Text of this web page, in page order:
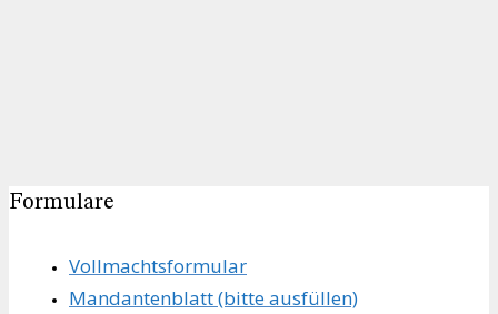
Formulare
Vollmachts­formular
Mandanten­blatt (bitte ausfüllen)